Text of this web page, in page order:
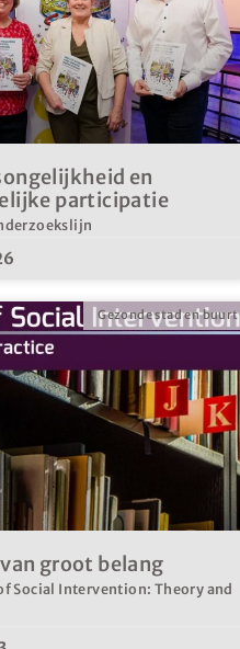
en
participatie
Gezonde stad en buurt
groot belang
Social Intervention: Theory and